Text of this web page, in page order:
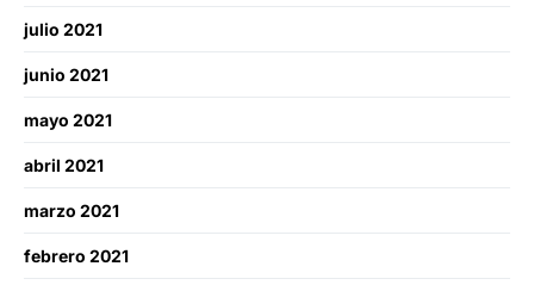
julio 2021
junio 2021
mayo 2021
abril 2021
marzo 2021
febrero 2021